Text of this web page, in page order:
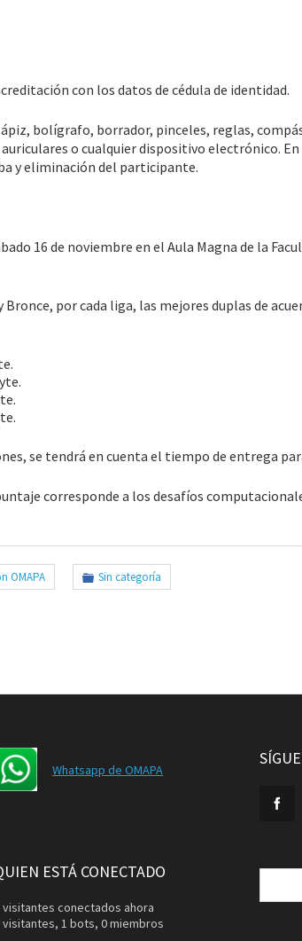
con los datos de cédula de identidad.
bolígrafo, borrador, pinceles, reglas,
o cualquier dispositivo electrónico.
y eliminación del participante.
16 de noviembre en el Aula Magna de la
por cada liga, las mejores duplas de
se tendrá en cuenta el tiempo de entrega
corresponde a los desafíos
OMAPA Sin categoría
Whatsapp de OMAPA
ESTÁ CONECTADO
visitantes conectados ahora
visitantes, 1 bots, 0 miembros
Buscar: